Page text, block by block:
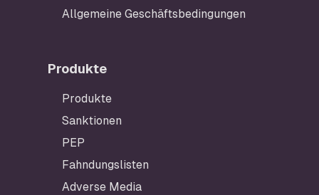
Allgemeine Geschäftsbedingungen
Produkte
Produkte
Sanktionen
PEP
Fahndungslisten
Adverse Media